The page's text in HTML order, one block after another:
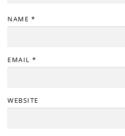
NAME *
EMAIL *
WEBSITE